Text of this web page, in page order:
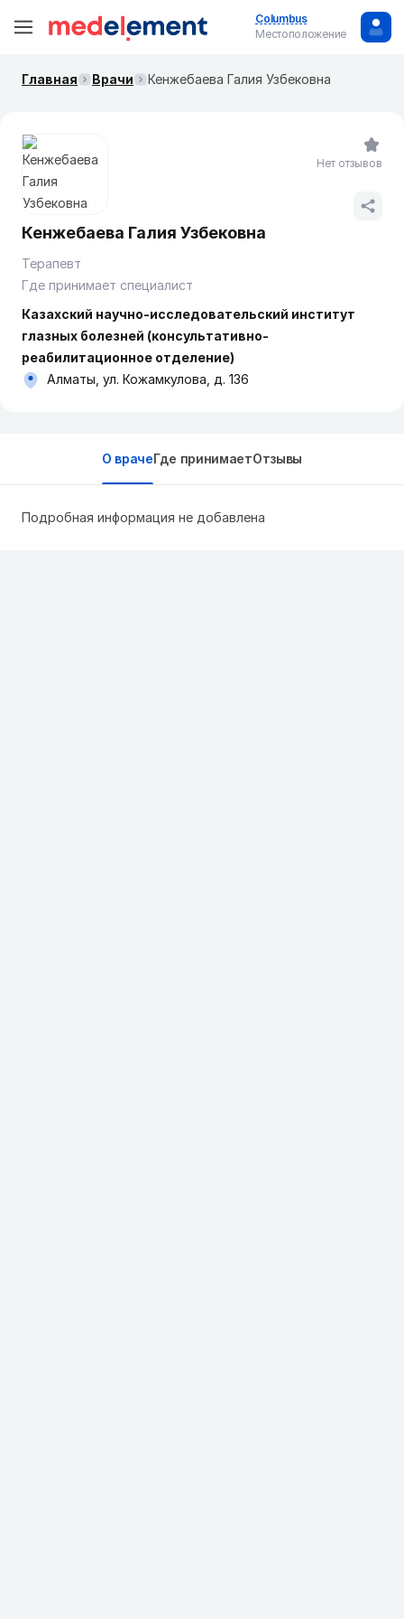
Columbus
Местоположение
Главная Врачи Кенжебаева Галия Узбековна
Кенжебаева Галия Узбековна
Терапевт
Где принимает специалист
Казахский научно-исследовательский институт
глазных болезней (консультативно-
реабилитационное отделение)
Алматы, ул. Кожамкулова, д. 136
Нет отзывов
О врачеГде принимаетОтзывы
Подробная информация не добавлена